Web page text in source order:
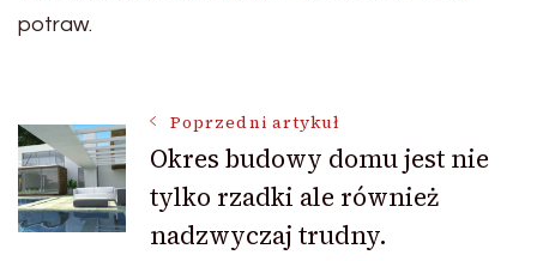
potraw.
Nawigacja
wpisu
Poprzedni artykuł
Okres budowy domu jest nie
tylko rzadki ale również
nadzwyczaj trudny.